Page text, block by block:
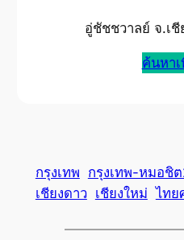
อู่ชัชชวาลย์ จ.เ
ค้นหา
กรุงเทพ กรุงเทพ-หมอชิ
เชียงดาว เชียงใหม่ ไทย